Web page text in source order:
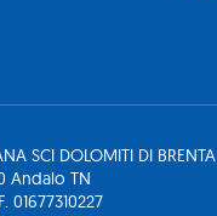
SCI DOLOMITI DI BRENTA
Andalo TN
01677310227